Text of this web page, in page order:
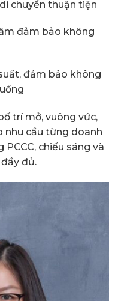
chuyển thuận tiện
đảm bảo không
đảm bảo không
trí mở, vuông vức,
nhu cầu từng doanh
chiếu sáng và
đủ.